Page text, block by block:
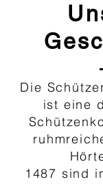
Die
ist eine
1487 sind